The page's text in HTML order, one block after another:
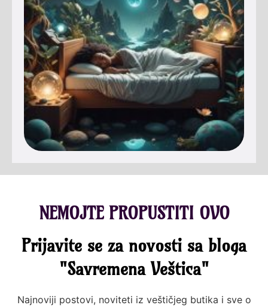
NEMOJTE PROPUSTITI OVO
Prijavite se za novosti sa bloga
"Savremena Veštica"
Najnoviji postovi, noviteti iz veštičjeg butika i sve o